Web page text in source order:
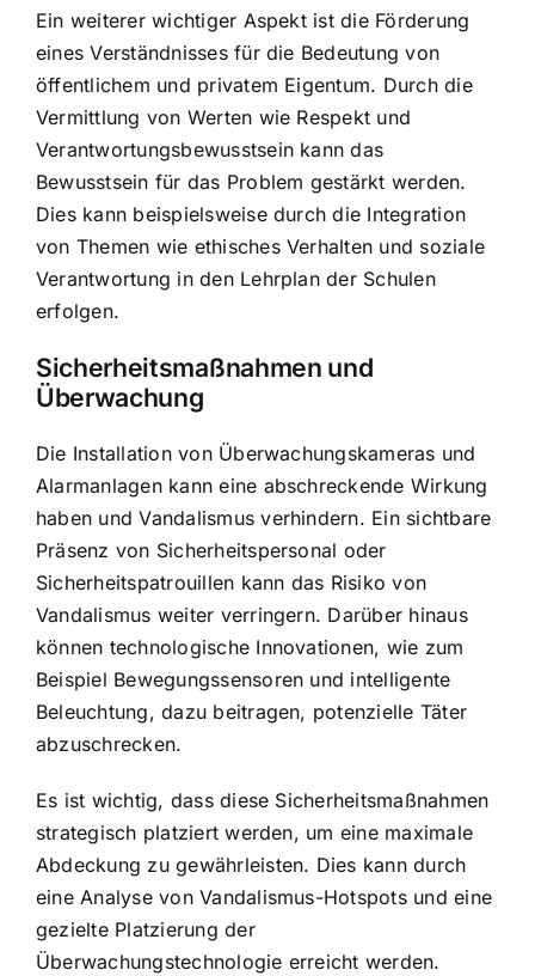
Ein weiterer wichtiger Aspekt ist die Förderung
eines Verständnisses für die Bedeutung von
öffentlichem und privatem Eigentum. Durch die
Vermittlung von Werten wie Respekt und
Verantwortungsbewusstsein kann das
Bewusstsein für das Problem gestärkt werden.
Dies kann beispielsweise durch die Integration
von Themen wie ethisches Verhalten und soziale
Verantwortung in den Lehrplan der Schulen
erfolgen.
Sicherheitsmaßnahmen und
Überwachung
Die Installation von Überwachungskameras und
Alarmanlagenkann eine abschreckende Wirkung
haben und Vandalismus verhindern. Ein sichtbare
Präsenz von Sicherheitspersonal oder
Sicherheitspatrouillen kann das Risiko von
Vandalismus weiter verringern. Darüber hinaus
können technologische Innovationen, wie zum
Beispiel Bewegungssensoren und intelligente
Beleuchtung, dazu beitragen, potenzielle Täter
abzuschrecken.
Es ist wichtig, dass diese Sicherheitsmaßnahmen
strategisch platziert werden, um eine maximale
Abdeckung zu gewährleisten. Dies kann durch
eine Analyse von Vandalismus-Hotspots und eine
gezielte Platzierung der
Überwachungstechnologie erreicht werden.